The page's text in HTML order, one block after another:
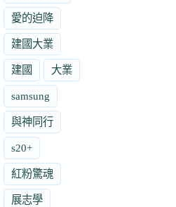
愛的迫降
建國大業
建國 大業
samsung
與神同行
s20+
紅粉驚魂
展志學